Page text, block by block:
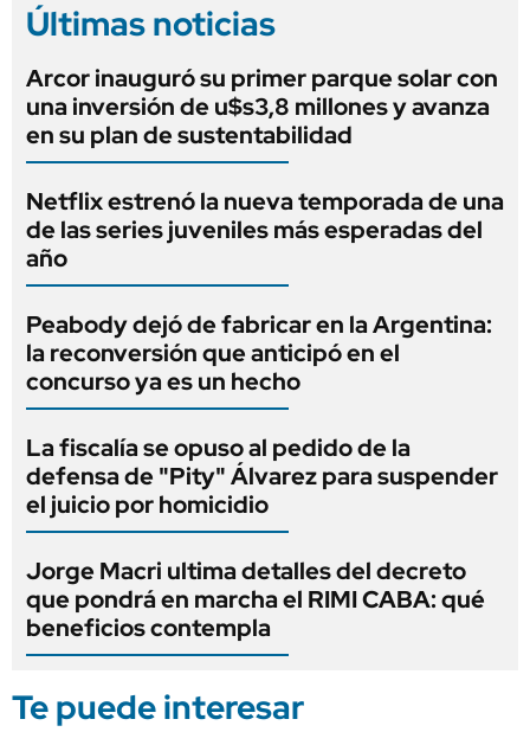
Últimas noticias
Arcor inauguró su primer parque solar con
una inversión de u$s3,8 millones y avanza
en su plan de sustentabilidad
Netflix estrenó la nueva temporada de una
de las series juveniles más esperadas del
año
Peabody dejó de fabricar en la Argentina:
la reconversión que anticipó en el
concurso ya es un hecho
La fiscalía se opuso al pedido de la
defensa de "Pity" Álvarez para suspender
el juicio por homicidio
Jorge Macri ultima detalles del decreto
que pondrá en marcha el RIMI CABA: qué
beneficios contempla
Te puede interesar